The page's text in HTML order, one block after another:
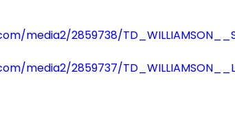
media2/2859738/
media2/2859737/